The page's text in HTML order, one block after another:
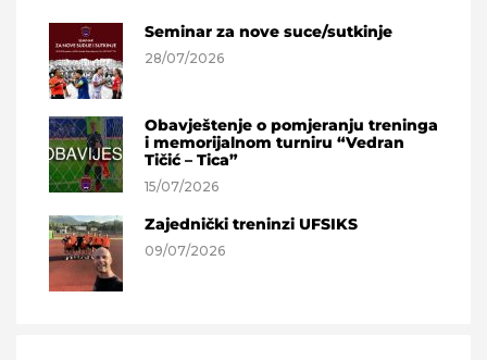
Seminar za nove suce/sutkinje
28/07/2026
Obavještenje o pomjeranju treninga
i memorijalnom turniru “Vedran
Tičić – Tica”
15/07/2026
Zajednički treninzi UFSIKS
09/07/2026